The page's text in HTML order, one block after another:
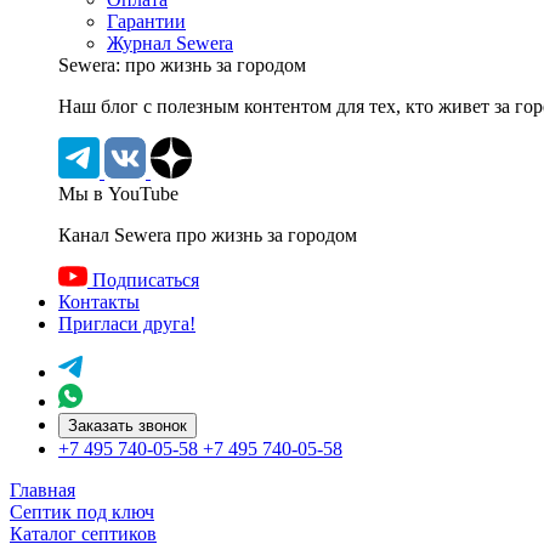
Гарантии
Журнал Sewera
Sewera: про жизнь за городом
Наш блог c полезным контентом для тех, кто живет за
Мы в YouTube
Канал Sewera про жизнь за городом
Подписаться
Контакты
Пригласи друга!
Заказать звонок
+7 495 740-05-58 +7 495 740-05-58
Главная
Септик под ключ
Каталог септиков